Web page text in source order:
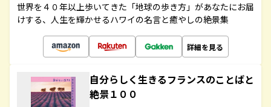
世界を４０年以上歩いてきた「地球の歩き方」があなたにお届
けする、人生を輝かせるハワイの名言と癒やしの絶景集
詳細を見る
自分らしく生きるフランスのことばと
絶景１００